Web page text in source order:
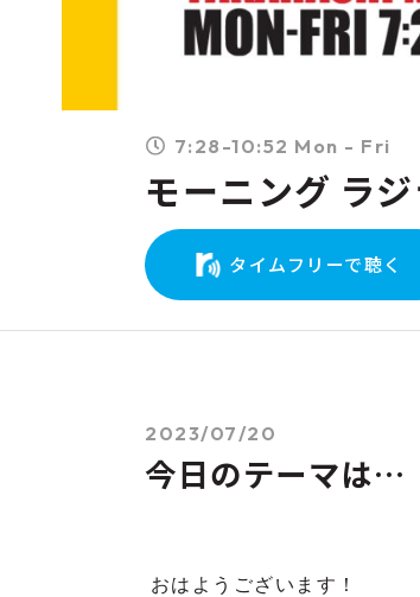
7:28-10:52 Mon - Fri
モーニング ラジ
タイムフリーで聴く
2023/07/20
今日のテーマは…
おはようございます！